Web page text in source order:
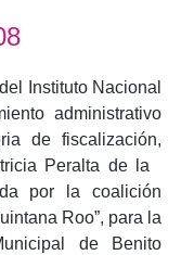
Instituto Nacional
administrativo
de fiscalización,
Peralta de la
por la coalición
Roo”, para la
de Benito